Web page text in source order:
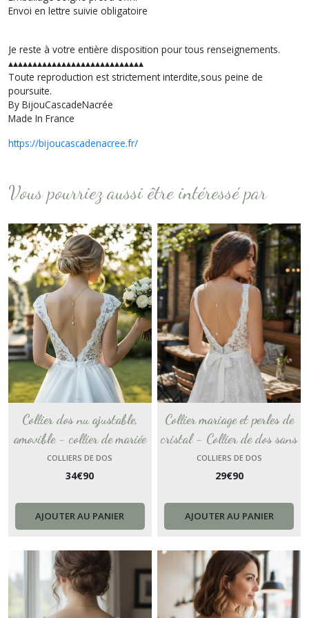
Envoi en lettre suivie obligatoire
Je reste à votre entière disposition pour tous renseignements.
▴▴▴▴▴▴▴▴▴▴▴▴▴▴▴▴▴▴▴▴▴▴▴▴▴▴▴▴
Toute reproduction est strictement interdite,sous peine de
poursuite.
By BijouCascadeNacrée
Made In France
https://bijoucascadenacree.fr/
Vous pourriez aussi être intéressé par
Collier dos nu ajustable,
amovible - collier de mariée
avec un fermoir discret, orné
d’un bijou de dos amovible
COLLIERS DE DOS
34€90
AJOUTER AU PANIER
Collier mariage et perles de
cristal - Collier de dos sans
fermoir facile et pratique à
enfiler - bijou de mariage
COLLIERS DE DOS
29€90
AJOUTER AU PANIER